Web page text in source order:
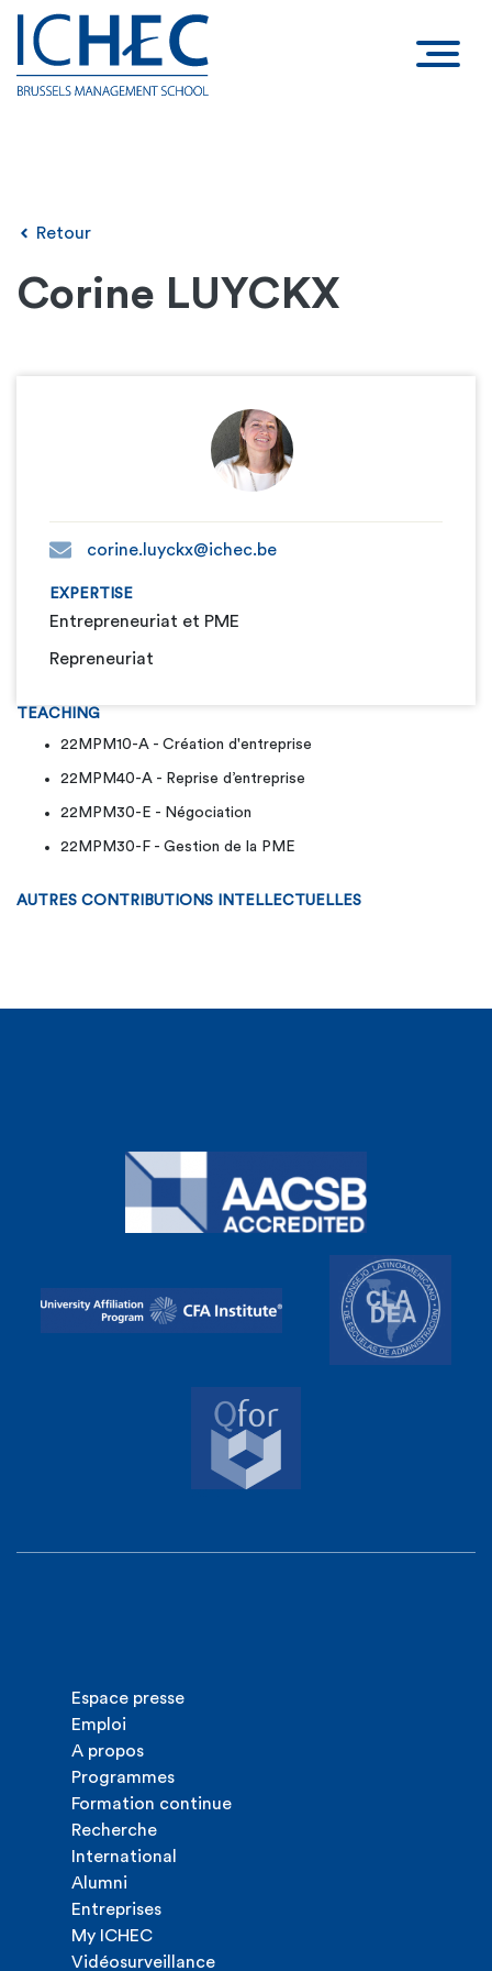
Retour
Corine LUYCKX
corine.luyckx@ichec.be
EXPERTISE
Entrepreneuriat et PME
Repreneuriat
TEACHING
22MPM10-A - Création d'entreprise
22MPM40-A - Reprise d’entreprise
22MPM30-E - Négociation
22MPM30-F - Gestion de la PME
AUTRES CONTRIBUTIONS INTELLECTUELLES
Espace presse
Emploi
A propos
Programmes
Formation continue
Recherche
International
Alumni
Entreprises
My ICHEC
Vidéosurveillance